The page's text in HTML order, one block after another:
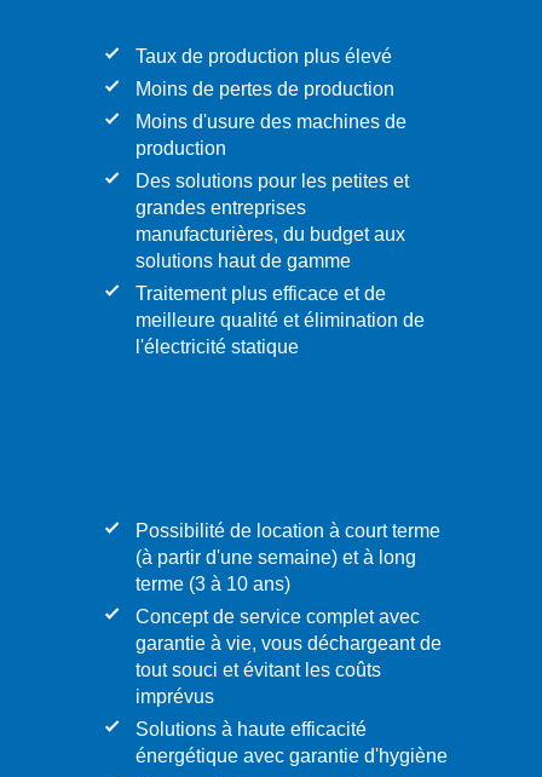
Taux de production plus élevé
Moins de pertes de production
Moins d'usure des machines de
production
Des solutions pour les petites et
grandes entreprises
manufacturières, du budget aux
solutions haut de gamme
Traitement plus efficace et de
meilleure qualité et élimination de
l'électricité statique
Possibilité de location à court terme
(à partir d'une semaine) et à long
terme (3 à 10 ans)
Concept de service complet avec
garantie à vie, vous déchargeant de
tout souci et évitant les coûts
imprévus
Solutions à haute efficacité
énergétique avec garantie d'hygiène